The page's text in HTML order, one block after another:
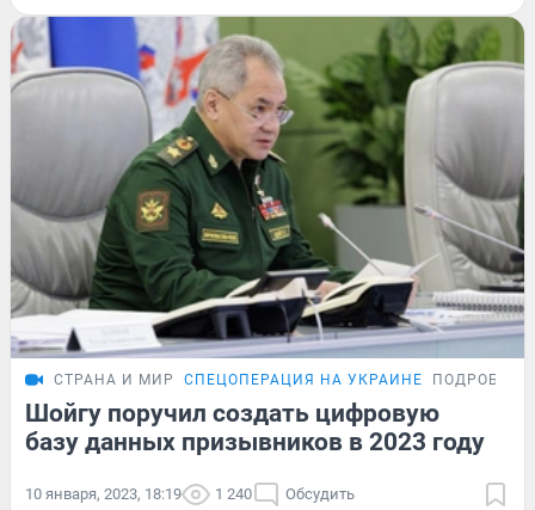
СТРАНА И МИР СПЕЦОПЕРАЦИЯ НА УКРАИНЕ
Шойгу поручил создать цифровую
базу данных призывников в 2023 году
10 января, 2023, 18:19 1 240 Обсудить